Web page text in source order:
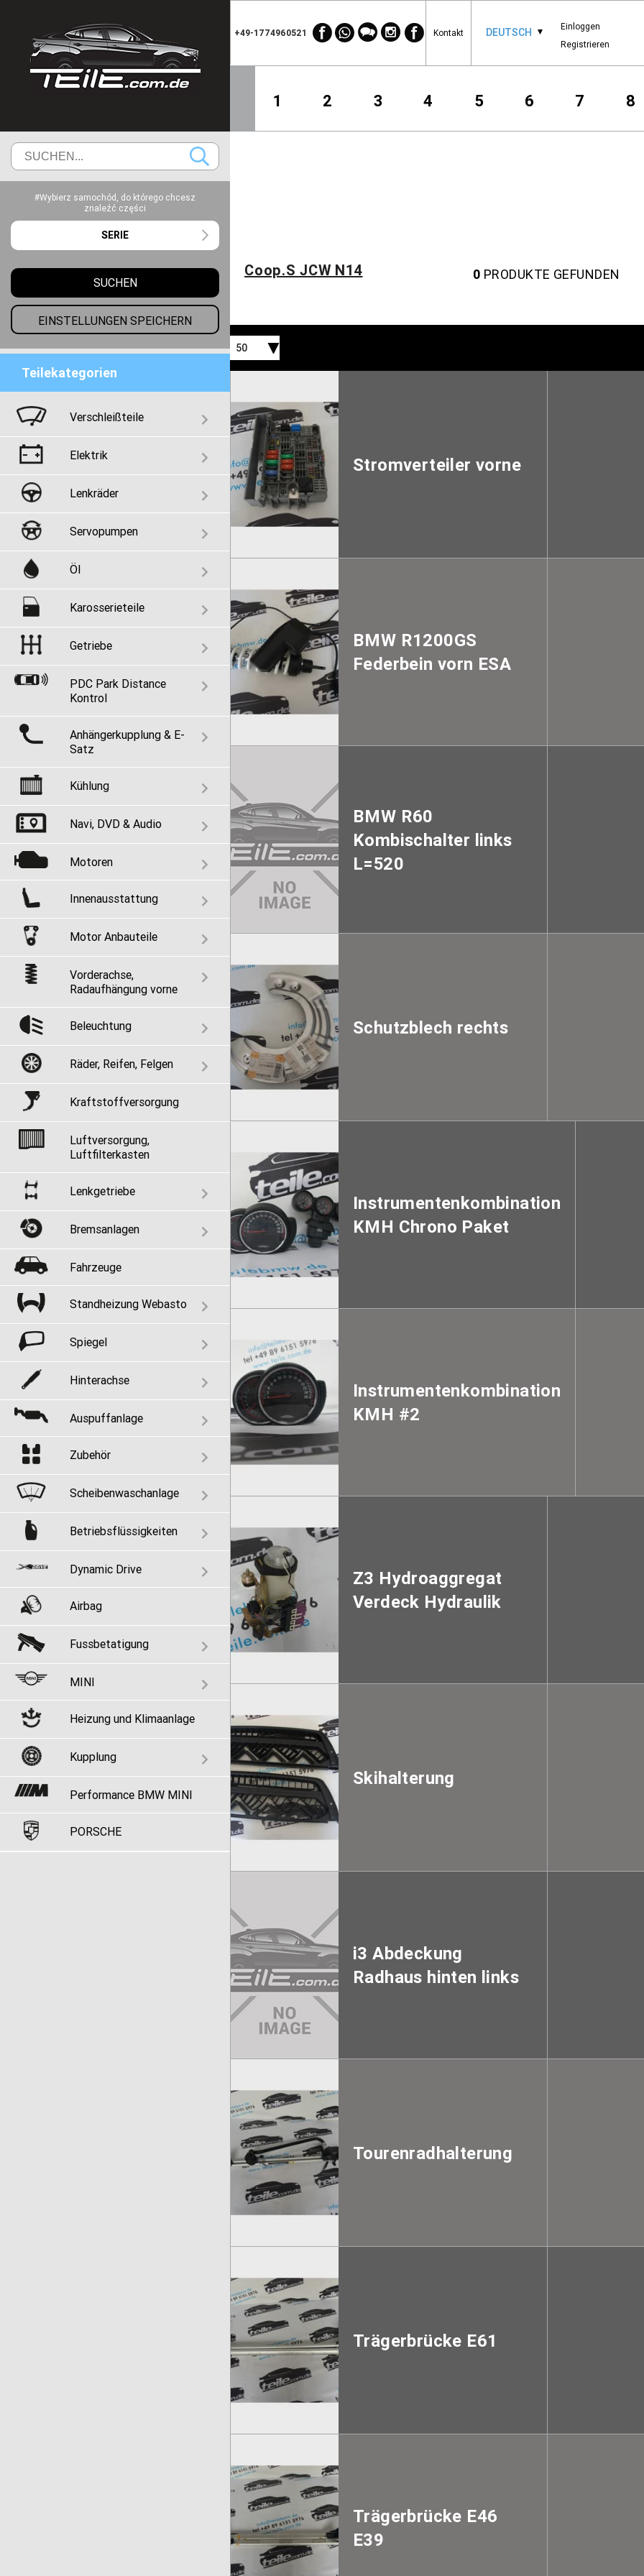
+49-1774960521 Kontakt DEUTSCH
Einloggen
Registrieren
1 2 3 4 5 6 7 8
#Wybierz samochód, do którego chcesz
znaleźć części
SERIE
SUCHEN
EINSTELLUNGEN SPEICHERN
Teilekategorien
Verschleißteile
Elektrik
Lenkräder
Servopumpen
Öl
Karosserieteile
Getriebe
PDC Park Distance
Kontrol
Anhängerkupplung & E-
Satz
Kühlung
Navi, DVD & Audio
Motoren
Innenausstattung
Motor Anbauteile
Vorderachse,
Radaufhängung vorne
Beleuchtung
Räder, Reifen, Felgen
Kraftstoffversorgung
Luftversorgung,
Luftfilterkasten
Lenkgetriebe
Bremsanlagen
Fahrzeuge
Standheizung Webasto
Spiegel
Hinterachse
Auspuffanlage
Zubehör
Scheibenwaschanlage
Betriebsflüssigkeiten
Dynamic Drive
Airbag
Fussbetatigung
MINI
Heizung und Klimaanlage
Kupplung
Performance BMW MINI
PORSCHE
Coop.S JCW N14 0 PRODUKTE GEFUNDEN
50
Stromverteiler vorne
BMW R1200GS
Federbein vorn ESA
BMW R60
Kombischalter links
L=520
Schutzblech rechts
Instrumentenkombination
KMH Chrono Paket
Instrumentenkombination
KMH #2
Z3 Hydroaggregat
Verdeck Hydraulik
Skihalterung
i3 Abdeckung
Radhaus hinten links
Tourenradhalterung
Trägerbrücke E61
Trägerbrücke E46
E39